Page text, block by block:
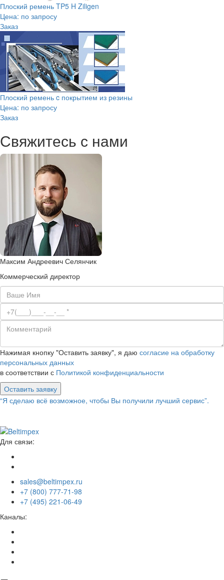
Плоский ремень TP5 H Ziligen
Цена: по запросу
Заказ
Плоский ремень c покрытием из резины
Цена: по запросу
Заказ
Свяжитесь с нами
Максим Андреевич Селянчик
Коммерческий директор
Нажимая кнопку "Оставить заявку", я даю согласие на обработку
персональных данных
в соответствии с Политикой конфиденциальности
Оставить заявку
“Я сделаю всё возможное, чтобы Вы получили лучший сервис”.
Для связи:
sales@beltimpex.ru
+7 (800) 777-71-98
+7 (495) 221-06-49
Каналы: